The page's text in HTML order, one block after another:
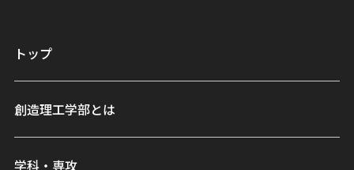
トップ
創造理工学部とは
学科・専攻